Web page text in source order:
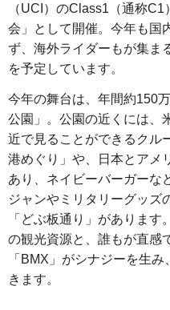
（UCI）のClass1（通称
会」として開催。今年も国
ず、海外ライダーもが集ま
を予定しています。
今年の舞台は、年間約150
公園」。公園の近くには、
近で見ることができるクル
港めぐり」や、日本とアメ
あり、ネイビーバーガーな
ジャンやミリタリーグッズ
「どぶ板通り」がありま
の観光資源と、誰もが直感
「BMX」がシナジーを生
きます。